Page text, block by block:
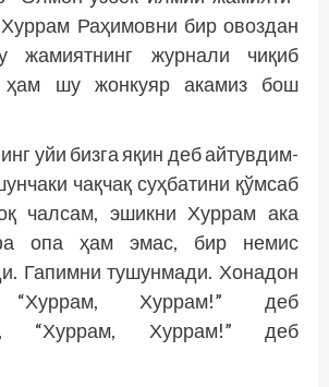
Хуррам Раҳимовни бир овоздан
жамиятнинг журнали чиқиб
ҳам шу жонкуяр акамиз бош
уйи бизга яқин деб айтувдим-
чақчақ суҳбатини қўмсаб
чалсам, эшикни Хуррам ака
опа ҳам эмас, бир немис
Гапимни тушунмади. Хонадон
“Хуррам, Хуррам!” деб
“Хуррам, Хуррам!” деб